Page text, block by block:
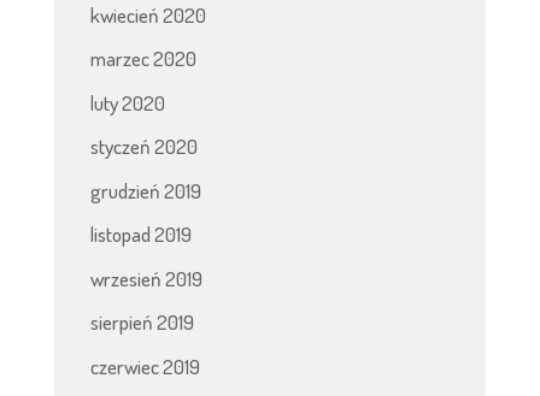
kwiecień 2020
marzec 2020
luty 2020
styczeń 2020
grudzień 2019
listopad 2019
wrzesień 2019
sierpień 2019
czerwiec 2019